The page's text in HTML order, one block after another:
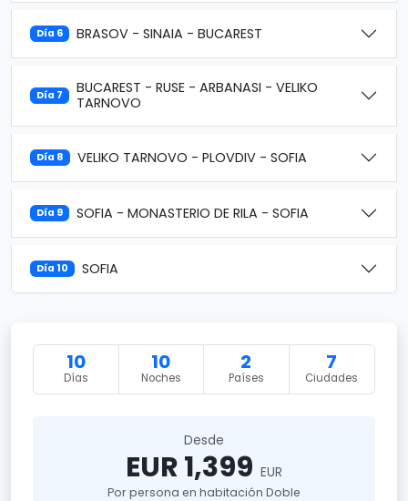
Día 6 BRASOV - SINAIA - BUCAREST
Día 7
BUCAREST - RUSE - ARBANASI - VELIKO
TARNOVO
Día 8 VELIKO TARNOVO - PLOVDIV - SOFIA
Día 9 SOFIA - MONASTERIO DE RILA - SOFIA
Día 10 SOFIA
10
Días
10
Noches
2
Países
7
Ciudades
Desde
EUR 1,399 EUR
Por persona en habitación Doble